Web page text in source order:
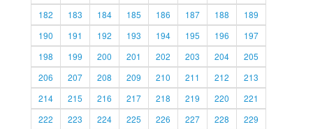
182
183 184 185 186 187 188
189
190
191 192 193 194 195 196
197
198
199 200 201 202 203 204
205
206
207 208 209 210 211 212
213
214
215 216 217 218 219 220
221
222
223 224 225 226 227 228
229